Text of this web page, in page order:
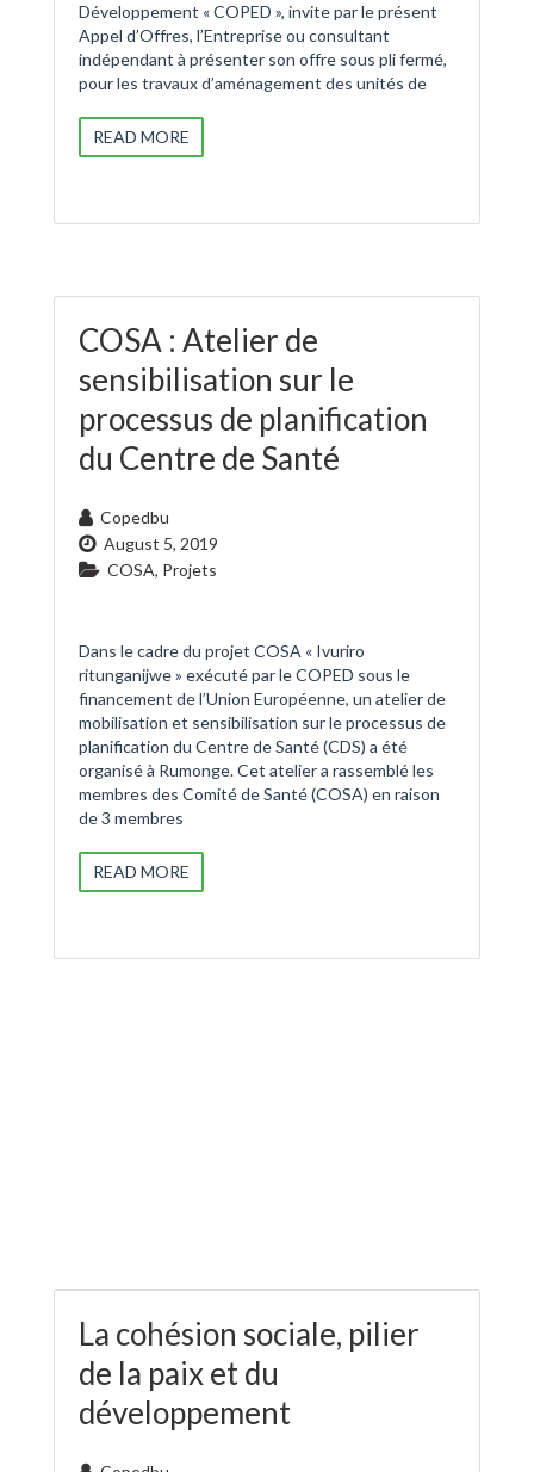
Développement « COPED », invite par le présent
Appel d’Offres, l’Entreprise ou consultant
indépendant à présenter son offre sous pli fermé,
pour les travaux d’aménagement des unités de
READ MORE
COSA : Atelier de
sensibilisation sur le
processus de planification
du Centre de Santé
Copedbu
August 5, 2019
COSA, Projets
Dans le cadre du projet COSA « Ivuriro
ritunganijwe » exécuté par le COPED sous le
financement de l’Union Européenne, un atelier de
mobilisation et sensibilisation sur le processus de
planification du Centre de Santé (CDS) a été
organisé à Rumonge. Cet atelier a rassemblé les
membres des Comité de Santé (COSA) en raison
de 3 membres
READ MORE
La cohésion sociale, pilier
de la paix et du
développement